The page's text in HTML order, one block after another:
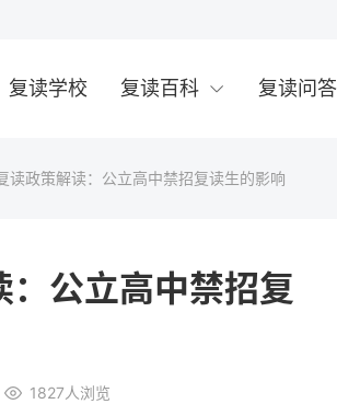
复读学校 复读百科 复读问答
读政策解读：公立高中禁招复读生的影响
公立高中禁招复
1827 人浏览